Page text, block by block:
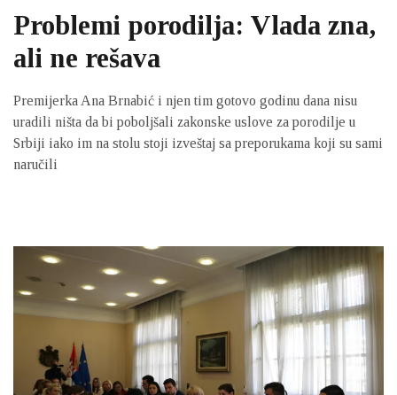
Problemi porodilja: Vlada zna,
ali ne rešava
Premijerka Ana Brnabić i njen tim gotovo godinu dana nisu
uradili ništa da bi poboljšali zakonske uslove za porodilje u
Srbiji iako im na stolu stoji izveštaj sa preporukama koji su sami
naručili